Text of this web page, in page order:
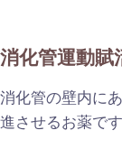
消化管運動賦
消化管の壁内に
進させるお薬です